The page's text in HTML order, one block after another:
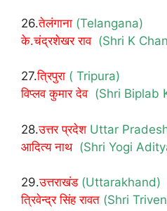
26.तेलंगाना
के.चंद्रशेखर राव (Shri K
27.त्रिपुरा ( Tripura)
विप्लव कुमार देव (Shri Biplab
28.उत्तर प्रदेश Uttar
आदित्य नाथ (Shri Yogi
29.उत्तराखंड
त्रिवेन्द्र सिंह रावत (Shri